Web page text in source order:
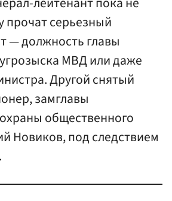
прочат серьезный
— должность главы
МВД или даже
Другой снятый
замглавы
общественного
Новиков, под следствием